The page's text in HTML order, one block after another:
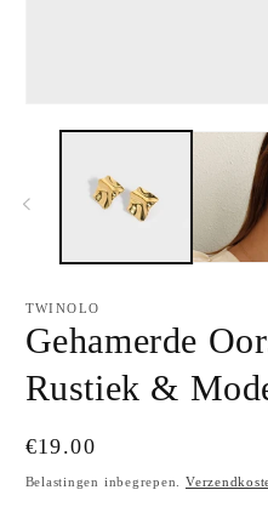
TWINOLO
Gehamerde
Rustiek &
Normale
prijs
€19.00
Belastingen inbegrepen.